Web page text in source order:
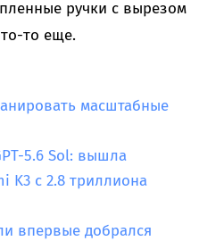
ручки с вырезом
то еще.
масштабные
5.6 Sol: вышла
K3 с 2.8 триллиона
впервые добрался